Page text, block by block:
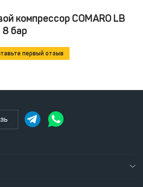
компрессор COMARO LB
8 бар
первый отзыв